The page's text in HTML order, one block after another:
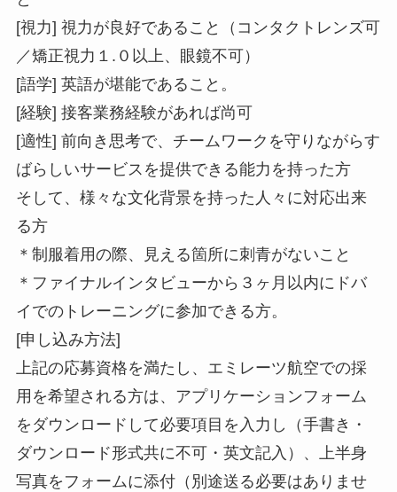
[視力] 視力が良好であること（コンタクトレンズ可
／矯正視力１.０以上、眼鏡不可）
[語学] 英語が堪能であること。
[経験] 接客業務経験があれば尚可
[適性] 前向き思考で、チームワークを守りながらす
ばらしいサービスを提供できる能力を持った方
そして、様々な文化背景を持った人々に対応出来
る方
＊制服着用の際、見える箇所に刺青がないこと
＊ファイナルインタビューから３ヶ月以内にドバ
イでのトレーニングに参加できる方。
[申し込み方法]
上記の応募資格を満たし、エミレーツ航空での採
用を希望される方は、アプリケーションフォーム
をダウンロードして必要項目を入力し（手書き・
ダウンロード形式共に不可・英文記入）、上半身
写真をフォームに添付（別途送る必要はありませ